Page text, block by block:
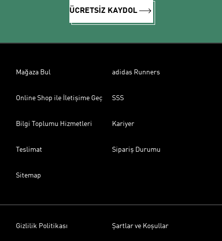
ÜCRETSİZ KAYDOL
Mağaza Bul adidas Runners
Online Shop ile İletişime Geç SSS
Bilgi Toplumu Hizmetleri Kariyer
Teslimat Sipariş Durumu
Sitemap
Gizlilik Politikası Şartlar ve Koşullar